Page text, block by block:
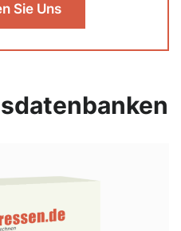
Sie Uns